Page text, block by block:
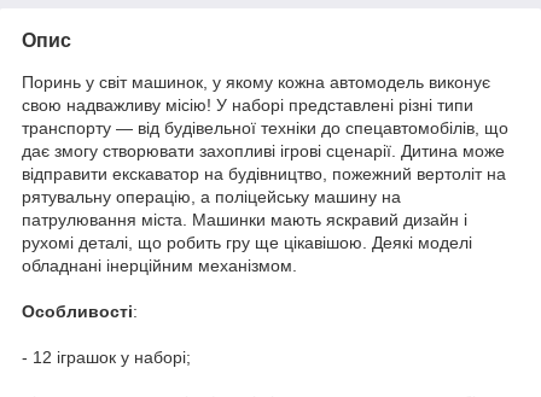
Опис
Поринь у світ машинок, у якому кожна автомодель виконує
свою надважливу місію! У наборі представлені різні типи
транспорту — від будівельної техніки до спецавтомобілів, що
дає змогу створювати захопливі ігрові сценарії. Дитина може
відправити екскаватор на будівництво, пожежний вертоліт на
рятувальну операцію, а поліцейську машину на
патрулювання міста. Машинки мають яскравий дизайн і
рухомі деталі, що робить гру ще цікавішою. Деякі моделі
обладнані інерційним механізмом.
Особливості:
- 12 іграшок у наборі;